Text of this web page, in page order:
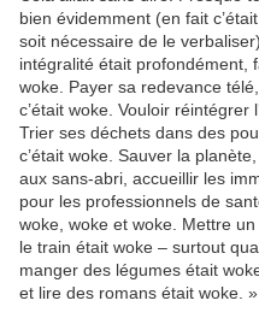
bien évidemment (en fait
soit nécessaire de le
intégralité était profondément,
woke. Payer sa redevance
c’était woke. Vouloir réintégrer
Trier ses déchets dans des
c’était woke. Sauver la
aux sans-abri, accueillir les
pour les professionnels de
woke, woke et woke. Mettre
le train était woke – surtout
manger des légumes était
et lire des romans était woke. »